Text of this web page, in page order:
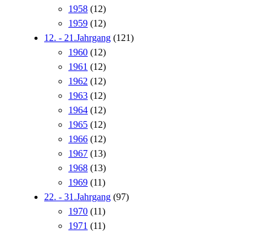
1958 (12)
1959 (12)
12. - 21.Jahrgang (121)
1960 (12)
1961 (12)
1962 (12)
1963 (12)
1964 (12)
1965 (12)
1966 (12)
1967 (13)
1968 (13)
1969 (11)
22. - 31.Jahrgang (97)
1970 (11)
1971 (11)